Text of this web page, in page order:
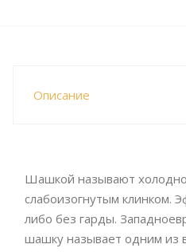
Описание
Шашкой называют
слабоизогнутым клинком.
либо без гарды.
шашку называет одним из